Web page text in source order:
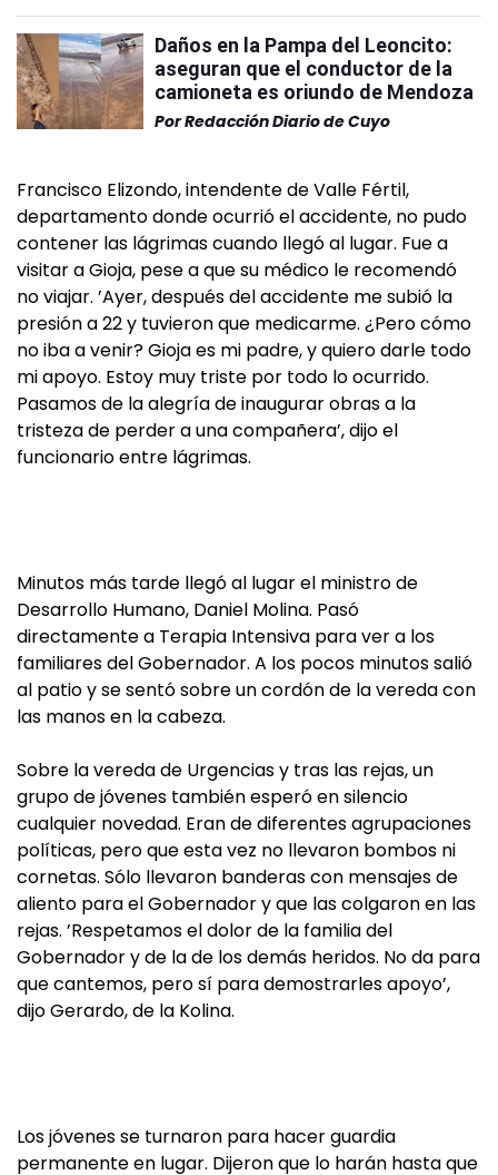
Daños en la Pampa del Leoncito:
aseguran que el conductor de la
camioneta es oriundo de Mendoza
PorRedacción Diario de Cuyo
Francisco Elizondo, intendente de Valle Fértil,
departamento donde ocurrió el accidente, no pudo
contener las lágrimas cuando llegó al lugar. Fue a
visitar a Gioja, pese a que su médico le recomendó
no viajar. ’Ayer, después del accidente me subió la
presión a 22 y tuvieron que medicarme. ¿Pero cómo
no iba a venir? Gioja es mi padre, y quiero darle todo
mi apoyo. Estoy muy triste por todo lo ocurrido.
Pasamos de la alegría de inaugurar obras a la
tristeza de perder a una compañera’, dijo el
funcionario entre lágrimas.
Minutos más tarde llegó al lugar el ministro de
Desarrollo Humano, Daniel Molina. Pasó
directamente a Terapia Intensiva para ver a los
familiares del Gobernador. A los pocos minutos salió
al patio y se sentó sobre un cordón de la vereda con
las manos en la cabeza.
Sobre la vereda de Urgencias y tras las rejas, un
grupo de jóvenes también esperó en silencio
cualquier novedad. Eran de diferentes agrupaciones
políticas, pero que esta vez no llevaron bombos ni
cornetas. Sólo llevaron banderas con mensajes de
aliento para el Gobernador y que las colgaron en las
rejas. ’Respetamos el dolor de la familia del
Gobernador y de la de los demás heridos. No da para
que cantemos, pero sí para demostrarles apoyo’,
dijo Gerardo, de la Kolina.
Los jóvenes se turnaron para hacer guardia
permanente en lugar. Dijeron que lo harán hasta que